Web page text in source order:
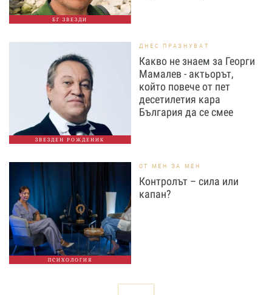
БГ ЗВЕЗДИ
ЗВЕЗДЕН РОЖДЕНИК
ДНЕС ПРАЗНУВАТ
Какво не знаем за Георги
Мамалев - актьорът,
който повече от пет
десетилетия кара
България да се смее
ПСИХОЛОГИЯ
ОТ МЕН ЗА МЕН
Контролът – сила или
капан?